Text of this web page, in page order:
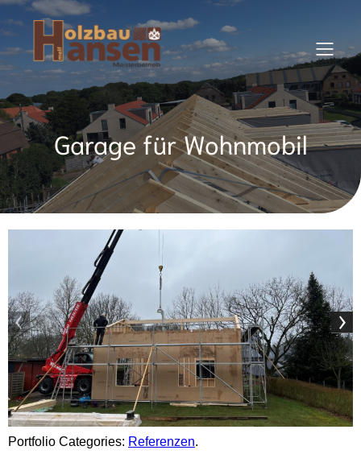
Garage für Wohnmobil
Portfolio Categories: Referenzen.